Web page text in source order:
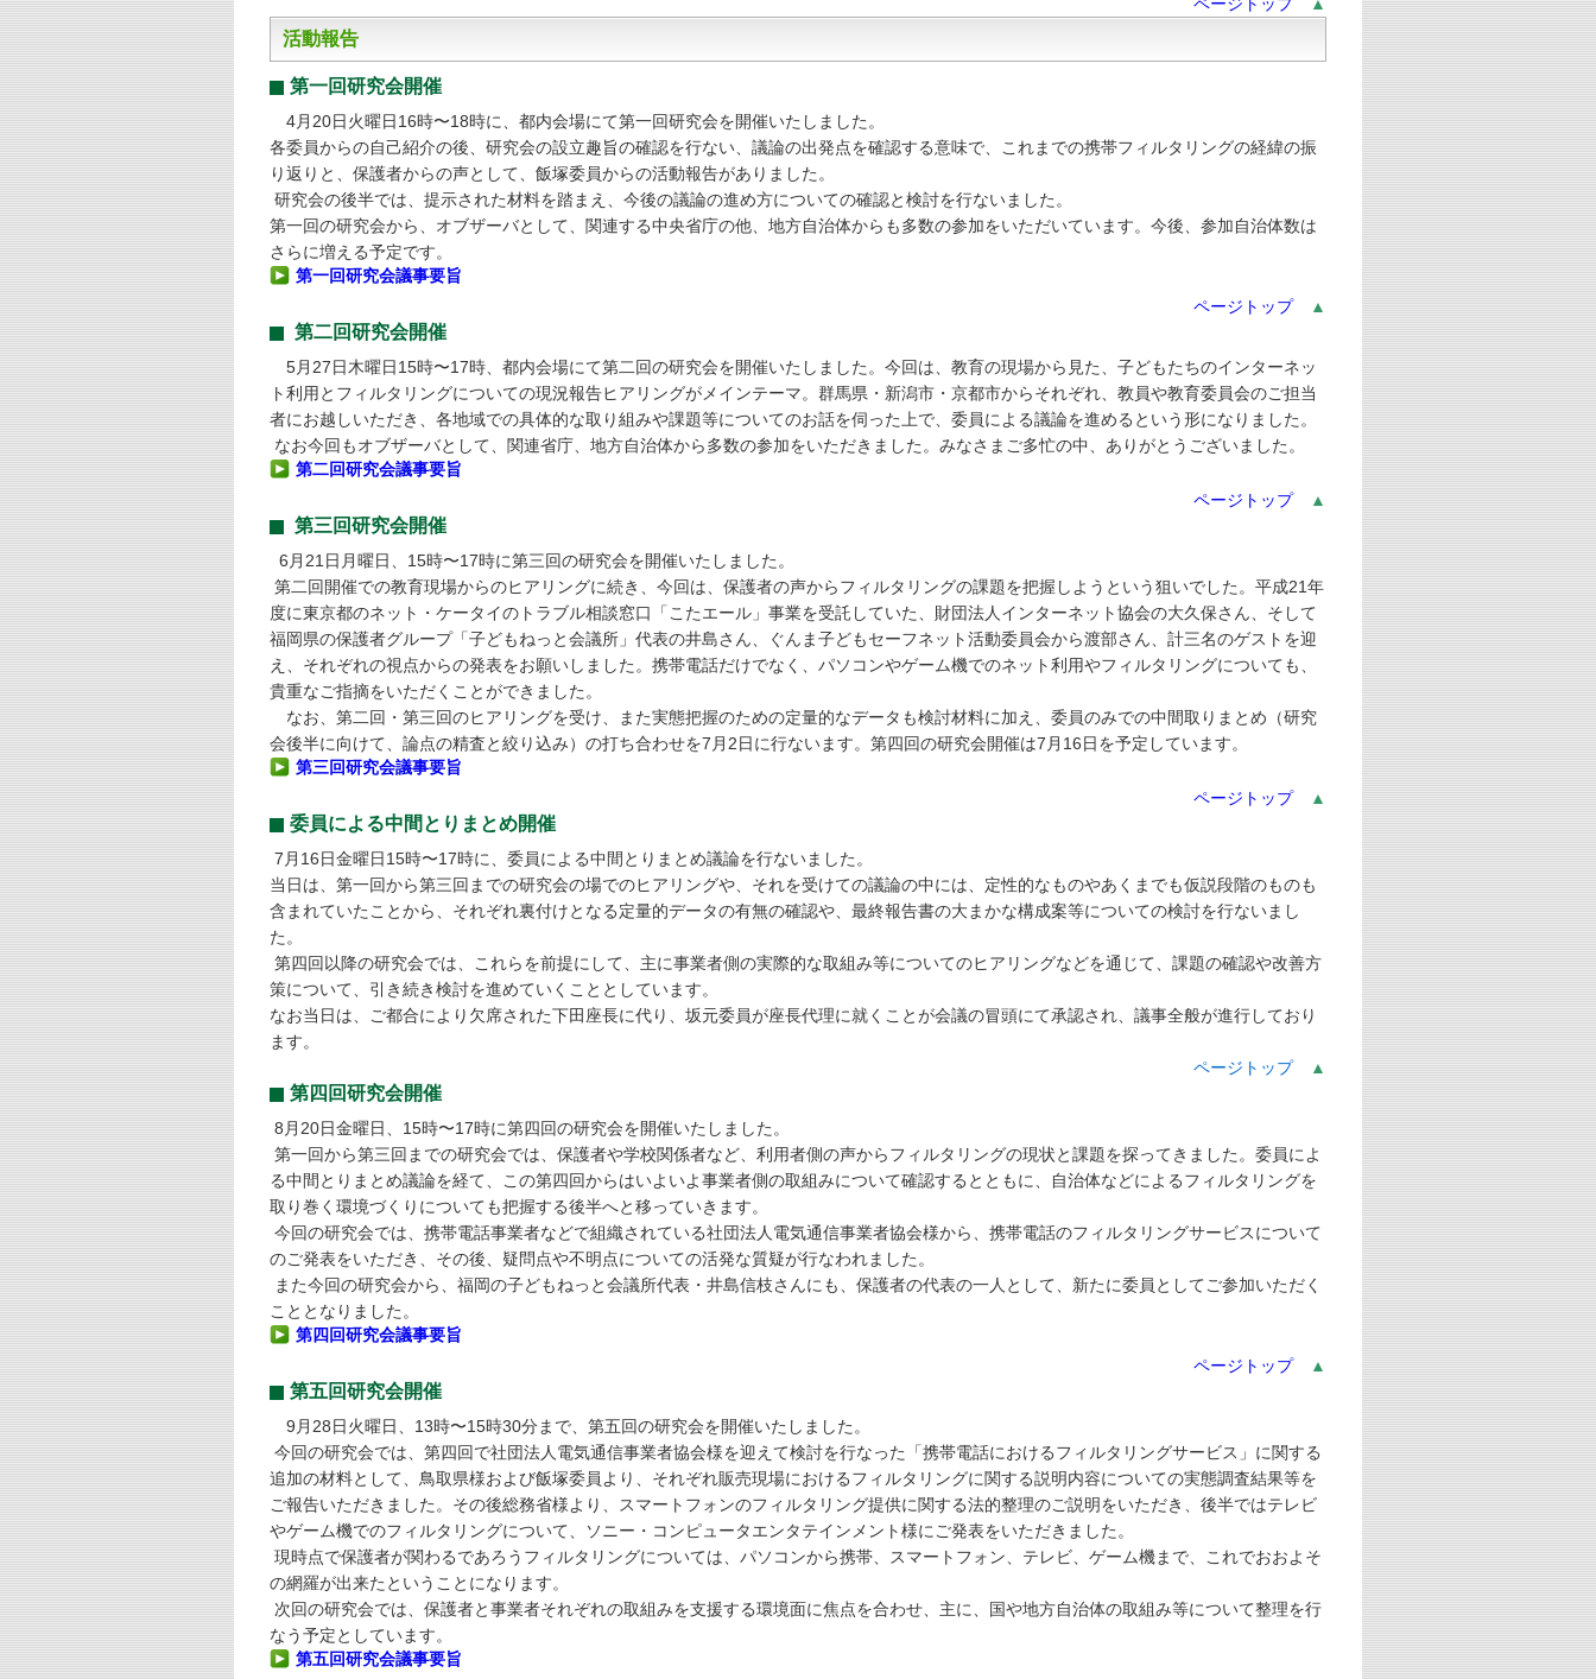
活動報告
第一回研究会開催
4月20日火曜日16時〜18時に、都内会場にて第一回研究会を開催いたしました。
各委員からの自己紹介の後、研究会の設立趣旨の確認を行ない、議論の出発点を確認する意味で、これまでの携帯フィルタリングの経緯の振
り返りと、保護者からの声として、飯塚委員からの活動報告がありました。
研究会の後半では、提示された材料を踏まえ、今後の議論の進め方についての確認と検討を行ないました。
第一回の研究会から、オブザーバとして、関連する中央省庁の他、地方自治体からも多数の参加をいただいています。今後、参加自治体数は
さらに増える予定です。
第一回研究会議事要旨
ページトップ
▲
第二回研究会開催
5月27日木曜日15時〜17時、都内会場にて第二回の研究会を開催いたしました。今回は、教育の現場から見た、子どもたちのインターネッ
ト利用とフィルタリングについての現況報告ヒアリングがメインテーマ。群馬県・新潟市・京都市からそれぞれ、教員や教育委員会のご担当
者にお越しいただき、各地域での具体的な取り組みや課題等についてのお話を伺った上で、委員による議論を進めるという形になりました。
なお今回もオブザーバとして、関連省庁、地方自治体から多数の参加をいただきました。みなさまご多忙の中、ありがとうございました。
第二回研究会議事要旨
ページトップ
▲
第三回研究会開催
6月21日月曜日、15時〜17時に第三回の研究会を開催いたしました。
第二回開催での教育現場からのヒアリングに続き、今回は、保護者の声からフィルタリングの課題を把握しようという狙いでした。平成21年
度に東京都のネット・ケータイのトラブル相談窓口「こたエール」事業を受託していた、財団法人インターネット協会の大久保さん、そして
福岡県の保護者グループ「子どもねっと会議所」代表の井島さん、ぐんま子どもセーフネット活動委員会から渡部さん、計三名のゲストを迎
え、それぞれの視点からの発表をお願いしました。携帯電話だけでなく、パソコンやゲーム機でのネット利用やフィルタリングについても、
貴重なご指摘をいただくことができました。
なお、第二回・第三回のヒアリングを受け、また実態把握のための定量的なデータも検討材料に加え、委員のみでの中間取りまとめ（研究
会後半に向けて、論点の精査と絞り込み）の打ち合わせを7月2日に行ないます。第四回の研究会開催は7月16日を予定しています。
第三回研究会議事要旨
ページトップ
▲
委員による中間とりまとめ開催
7月16日金曜日15時〜17時に、委員による中間とりまとめ議論を行ないました。
当日は、第一回から第三回までの研究会の場でのヒアリングや、それを受けての議論の中には、定性的なものやあくまでも仮説段階のものも
含まれていたことから、それぞれ裏付けとなる定量的データの有無の確認や、最終報告書の大まかな構成案等についての検討を行ないまし
た。
第四回以降の研究会では、これらを前提にして、主に事業者側の実際的な取組み等についてのヒアリングなどを通じて、課題の確認や改善方
策について、引き続き検討を進めていくこととしています。
なお当日は、ご都合により欠席された下田座長に代り、坂元委員が座長代理に就くことが会議の冒頭にて承認され、議事全般が進行しており
ます。
ページトップ
▲
第四回研究会開催
8月20日金曜日、15時〜17時に第四回の研究会を開催いたしました。
第一回から第三回までの研究会では、保護者や学校関係者など、利用者側の声からフィルタリングの現状と課題を探ってきました。委員によ
る中間とりまとめ議論を経て、この第四回からはいよいよ事業者側の取組みについて確認するとともに、自治体などによるフィルタリングを
取り巻く環境づくりについても把握する後半へと移っていきます。
今回の研究会では、携帯電話事業者などで組織されている社団法人電気通信事業者協会様から、携帯電話のフィルタリングサービスについて
のご発表をいただき、その後、疑問点や不明点についての活発な質疑が行なわれました。
また今回の研究会から、福岡の子どもねっと会議所代表・井島信枝さんにも、保護者の代表の一人として、新たに委員としてご参加いただく
こととなりました。
第四回研究会議事要旨
ページトップ
▲
第五回研究会開催
9月28日火曜日、13時〜15時30分まで、第五回の研究会を開催いたしました。
今回の研究会では、第四回で社団法人電気通信事業者協会様を迎えて検討を行なった「携帯電話におけるフィルタリングサービス」に関する
追加の材料として、鳥取県様および飯塚委員より、それぞれ販売現場におけるフィルタリングに関する説明内容についての実態調査結果等を
ご報告いただきました。その後総務省様より、スマートフォンのフィルタリング提供に関する法的整理のご説明をいただき、後半ではテレビ
やゲーム機でのフィルタリングについて、ソニー・コンピュータエンタテインメント様にご発表をいただきました。
現時点で保護者が関わるであろうフィルタリングについては、パソコンから携帯、スマートフォン、テレビ、ゲーム機まで、これでおおよそ
の網羅が出来たということになります。
次回の研究会では、保護者と事業者それぞれの取組みを支援する環境面に焦点を合わせ、主に、国や地方自治体の取組み等について整理を行
なう予定としています。
第五回研究会議事要旨